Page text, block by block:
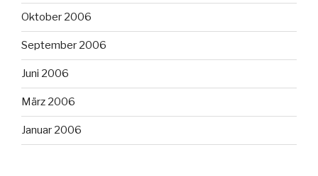
Oktober 2006
September 2006
Juni 2006
März 2006
Januar 2006